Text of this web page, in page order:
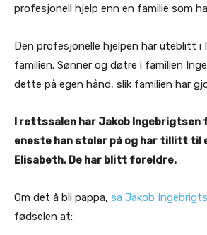
profesjonell hjelp enn en familie som
Den profesjonelle hjelpen har uteblitt i
familien. Sønner og døtre i familien
dette på egen hånd, slik familien har
I rettssalen har Jakob
eneste han stoler på og har tillitt til
Elisabeth. De har blitt foreldre.
Om det å bli pappa, sa Jakob
fødselen at: